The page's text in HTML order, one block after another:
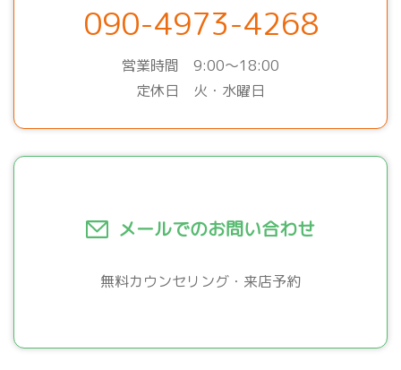
090-4973-4268
営業時間 9:00～18:00
定休日 火・水曜日
メールでのお問い合わせ
無料カウンセリング・来店予約